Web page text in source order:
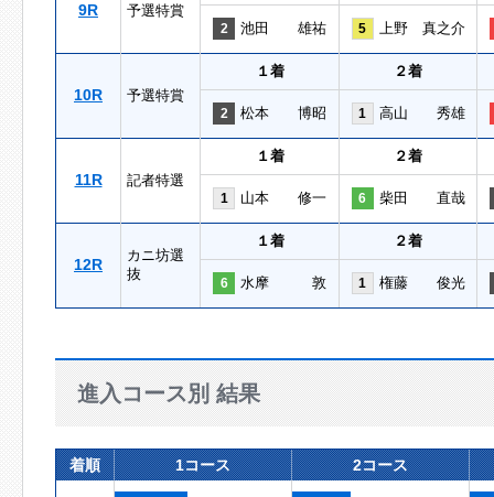
9R 予選特賞
2 池田 雄祐 5 上野 真之介
10R 予選特賞
１着 ２着
2 松本 博昭 1 高山 秀雄
11R 記者特選
１着 ２着
1 山本 修一 6 柴田 直哉
12R
カニ坊選
抜
１着 ２着
6 水摩 敦 1 権藤 俊光
進入コース別 結果
着順 1コース 2コース